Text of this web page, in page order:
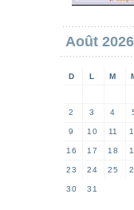
Août 2026
D L M
2 3 4
9 10 11
16 17 18
23 24 25
30 31